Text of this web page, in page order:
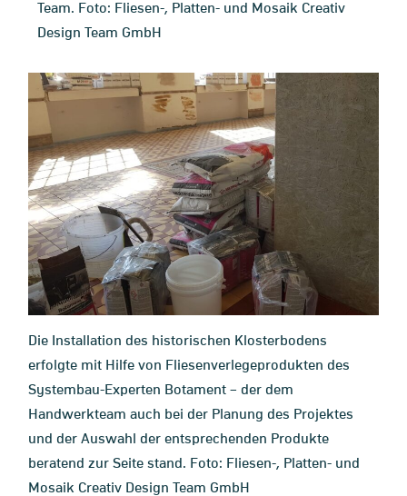
Team. Foto: Fliesen-, Platten- und Mosaik Creativ
Design Team GmbH
Die Installation des historischen Klosterbodens
erfolgte mit Hilfe von Fliesenverlegeprodukten des
Systembau-Experten Botament – der dem
Handwerkteam auch bei der Planung des Projektes
und der Auswahl der entsprechenden Produkte
beratend zur Seite stand. Foto: Fliesen-, Platten- und
Mosaik Creativ Design Team GmbH